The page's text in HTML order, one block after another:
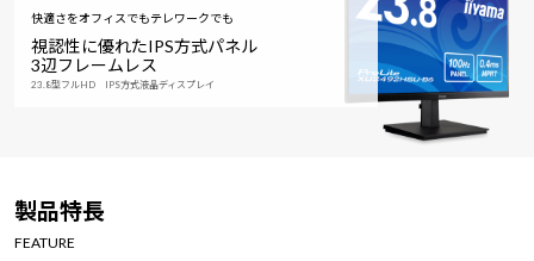
快適さをオフィスでもテレワークでも
視認性に優れたIPS方式パネル
3辺フレームレス
23.8型フルHD IPS方式液晶ディスプレイ
製品特長
FEATURE